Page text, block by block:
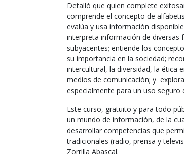
Detalló que quien complete
comprende el concepto de
evalúa y usa información
interpreta información de
subyacentes; entiende los
su importancia en la sociedad;
intercultural, la diversidad, la ética
medios de comunicación; y
especialmente para un uso seguro
Este curso, gratuito y para todo
un mundo de información, de la
desarrollar competencias que
tradicionales (radio, prensa y
Zorrilla Abascal.